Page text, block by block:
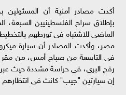
أكدت مصادر أمنية أن المسئولين
بإطلاق سراح الفلسطينيين السبعة،
الماضى للاشتباه فى تورطهم
مصر، وأكدت المصادر أن سيارة
فى التاسعة من صباح أمس، من مقر
رفح البرى، فى حراسة مشددة حيث
إن سيارتين "جيب" كانت فى انتظارهم